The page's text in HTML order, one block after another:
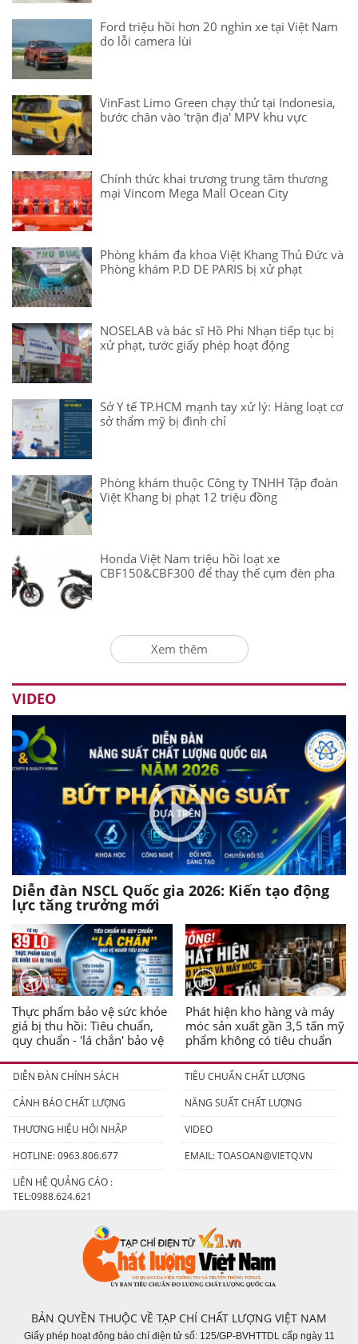
Ford triệu hồi hơn 20 nghìn xe tại Việt Nam
do lỗi camera lùi
VinFast Limo Green chạy thử tại Indonesia,
bước chân vào 'trận địa' MPV khu vực
Chính thức khai trương trung tâm thương
mại Vincom Mega Mall Ocean City
Phòng khám đa khoa Việt Khang Thủ Đức và
Phòng khám P.D DE PARIS bị xử phạt
NOSELAB và bác sĩ Hồ Phi Nhạn tiếp tục bị
xử phạt, tước giấy phép hoạt động
Sở Y tế TP.HCM mạnh tay xử lý: Hàng loạt cơ
sở thẩm mỹ bị đình chỉ
Phòng khám thuộc Công ty TNHH Tập đoàn
Việt Khang bị phạt 12 triệu đồng
Honda Việt Nam triệu hồi loạt xe
CBF150&CBF300 để thay thế cụm đèn pha
Xem thêm
VIDEO
Diễn đàn NSCL Quốc gia 2026: Kiến tạo động
lực tăng trưởng mới
Thực phẩm bảo vệ sức khỏe
giả bị thu hồi: Tiêu chuẩn,
quy chuẩn - 'lá chắn' bảo vệ
Phát hiện kho hàng và máy
móc sản xuất gần 3,5 tấn mỹ
phẩm không có tiêu chuẩn
DIỄN ĐÀN CHÍNH SÁCH
TIÊU CHUẨN CHẤT LƯỢNG
CẢNH BÁO CHẤT LƯỢNG
NĂNG SUẤT CHẤT LƯỢNG
THƯƠNG HIỆU HỘI NHẬP
VIDEO
HOTLINE: 0963.806.677
EMAIL:TOASOAN@VIETQ.VN
LIÊN HỆ QUẢNG CÁO :
TEL:0988.624.621
BẢN QUYỀN THUỘC VỀ TẠP CHÍ CHẤT LƯỢNG VIỆT NAM
Giấy phép hoạt động báo chí điện tử số: 125/GP-BVHTTDL cấp ngày 11